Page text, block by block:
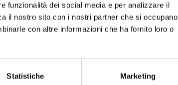
funzionalità dei social media e per analizzare il
il nostro sito con i nostri partner che si occupano
con altre informazioni che ha fornito loro o
Statistiche Marketing